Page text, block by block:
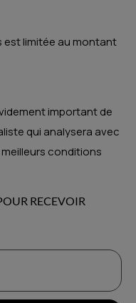
est limitée au montant
important de
qui analysera avec
conditions
RECEVOIR